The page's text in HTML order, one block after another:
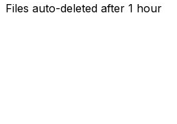
Files auto-deleted after 1 hour